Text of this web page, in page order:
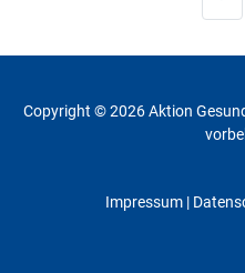
Copyright © 2026 Aktion
Impressum|